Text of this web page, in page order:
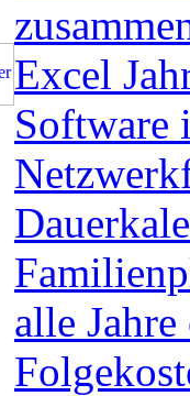
Excel
Software
alle Jahre